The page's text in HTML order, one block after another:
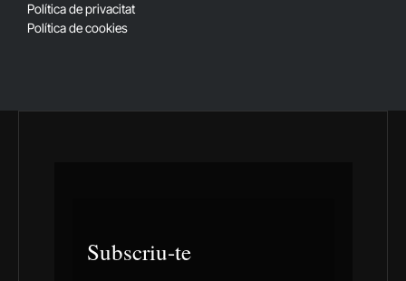
Política de privacitat
Política de cookies